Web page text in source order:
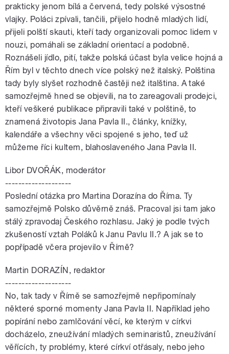
prakticky jenom bílá a červená, tedy polské výsostné
vlajky. Poláci zpívali, tančili, přijelo hodně mladých lidí,
přijeli polští skauti, kteří tady organizovali pomoc lidem v
nouzi, pomáhali se základní orientací a podobně.
Roznášeli jídlo, pití, takže polská účast byla velice hojná a
Řím byl v těchto dnech více polský než italský. Polština
tady byly slyšet rozhodně častěji než italština. A také
samozřejmě hned se objevili, na to zareagovali prodejci,
kteří veškeré publikace připravili také v polštině, to
znamená životopis Jana Pavla II., články, knížky,
kalendáře a všechny věci spojené s jeho, teď už
můžeme říci kultem, blahoslaveného Jana Pavla II.
Libor DVOŘÁK, moderátor
--------------------
Poslední otázka pro Martina Dorazína do Říma. Ty
samozřejmě Polsko důvěrně znáš. Pracoval jsi tam jako
stálý zpravodaj Českého rozhlasu. Jaký je podle tvých
zkušeností vztah Poláků k Janu Pavlu II.? A jak se to
popřípadě včera projevilo v Římě?
Martin DORAZÍN, redaktor
--------------------
No, tak tady v Římě se samozřejmě nepřipomínaly
některé sporné momenty Jana Pavla II. Například jeho
popírání nebo zamlčování věcí, ke kterým v církvi
docházelo, zneužívání mladých seminaristů, zneužívání
věřících, ty problémy, které církví otřásaly, nebo jeho